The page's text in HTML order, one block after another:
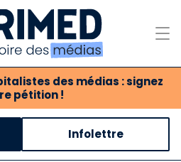
des médias : signez
pétition !
association
des médias
Infolettre